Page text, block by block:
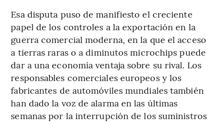
Esa disputa puso de manifiesto el creciente
papel de los controles a la exportación en la
guerra comercial moderna, en la que el acceso
a tierras raras o a diminutos microchips puede
dar a una economía ventaja sobre su rival. Los
responsables comerciales europeos y los
fabricantes de automóviles mundiales también
han dado la voz de alarma en las últimas
semanas por la interrupción de los suministros